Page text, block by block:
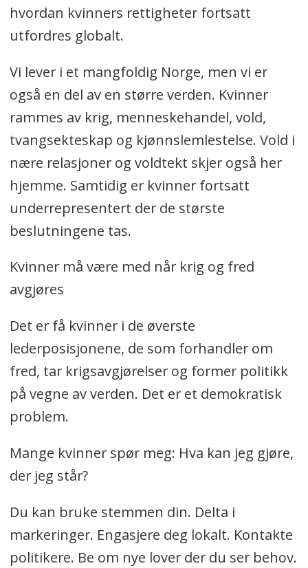
hvordan kvinners rettigheter fortsatt
utfordres globalt.
Vi lever i et mangfoldig Norge, men vi er
også en del av en større verden. Kvinner
rammes av krig, menneskehandel, vold,
tvangsekteskap og kjønnslemlestelse. Vold i
nære relasjoner og voldtekt skjer også her
hjemme. Samtidig er kvinner fortsatt
underrepresentert der de største
beslutningene tas.
Kvinner må være med når krig og fred
avgjøres
Det er få kvinner i de øverste
lederposisjonene, de som forhandler om
fred, tar krigsavgjørelser og former politikk
på vegne av verden. Det er et demokratisk
problem.
Mange kvinner spør meg: Hva kan jeg gjøre,
der jeg står?
Du kan bruke stemmen din. Delta i
markeringer. Engasjere deg lokalt. Kontakte
politikere. Be om nye lover der du ser behov.